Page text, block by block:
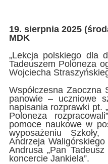
19. sierpnia 2025
MDK
„Lekcja polskiego dla
Tadeuszem Poloneza
Wojciecha
Współczesna Zaoczna
panowie – uczniowe
napisania rozprawki pt.
Poloneza
pomoce naukowe w
wyposażeniu
Andrzeja Waligórskiego
Andrusa „Pan
koncercie Jankiela”.